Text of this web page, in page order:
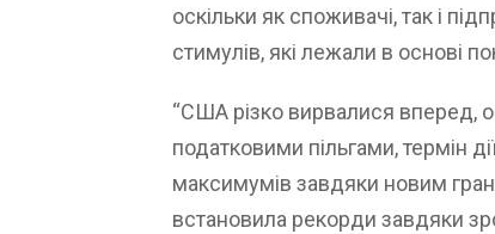
оскільки як споживачі, так і
стимулів, які лежали в основі
“США різко вирвалися вперед,
податковими пільгами, термін
максимумів завдяки новим
встановила рекорди завдяки